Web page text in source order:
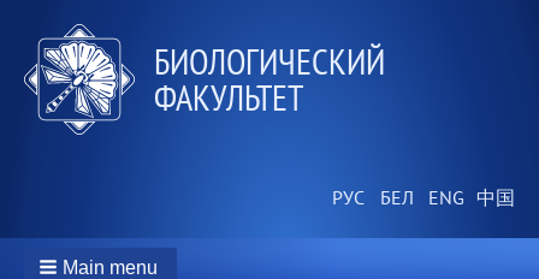
БИОЛОГИЧЕСКИЙ
ФАКУЛЬТЕТ
Main menu